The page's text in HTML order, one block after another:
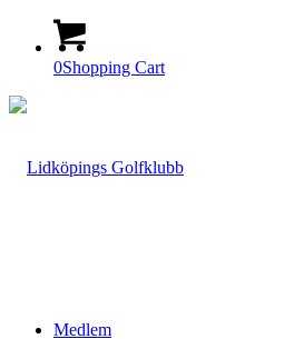
0Shopping Cart
Medlem